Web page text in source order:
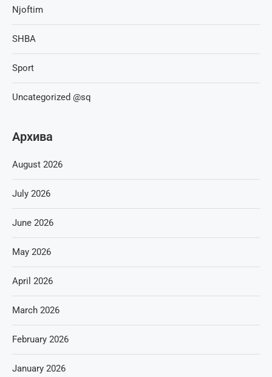
Njoftim
SHBA
Sport
Uncategorized @sq
Архива
August 2026
July 2026
June 2026
May 2026
April 2026
March 2026
February 2026
January 2026